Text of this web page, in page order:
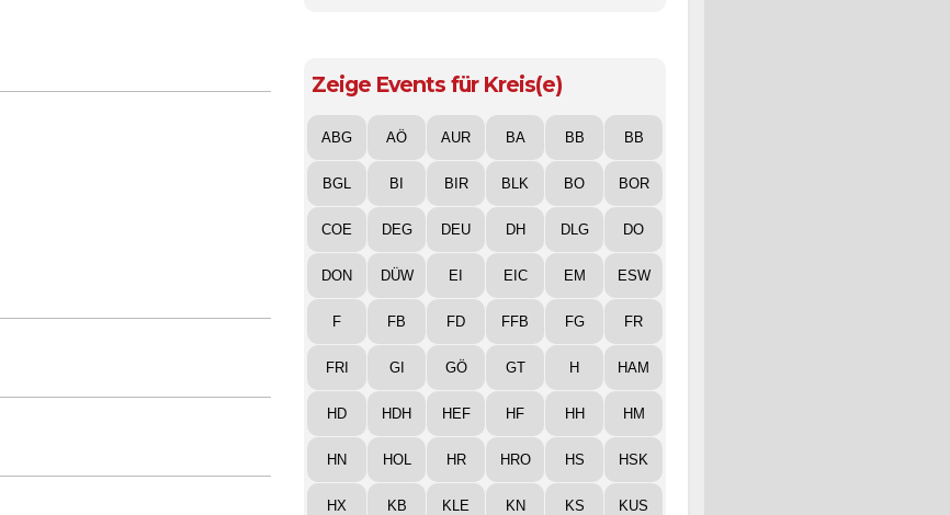
Zeige Events für Kreis(e)
ABG AÖ AUR BA BB BB
BGL BI BIR BLK BO BOR
COE DEG DEU DH DLG DO
DON DÜW EI EIC EM ESW
F FB FD FFB FG FR
FRI GI GÖ GT H HAM
HD HDH HEF HF HH HM
HN HOL HR HRO HS HSK
HX KB KLE KN KS KUS